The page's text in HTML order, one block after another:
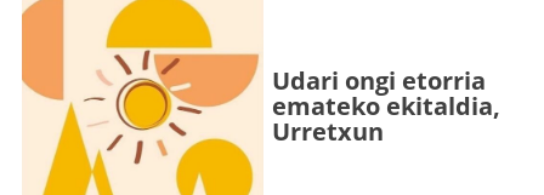
Udari ongi etorria
emateko ekitaldia,
Urretxun